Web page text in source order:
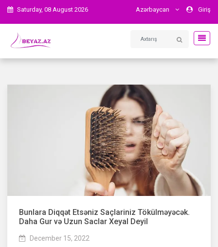
Saturday, 08 August 2026 Azərbaycan Giriş
Bunlara Diqqət Etsəniz Saçlariniz Tökülməyəcək.
Daha Gur və Uzun Saclar Xeyal Deyil
December 15, 2022